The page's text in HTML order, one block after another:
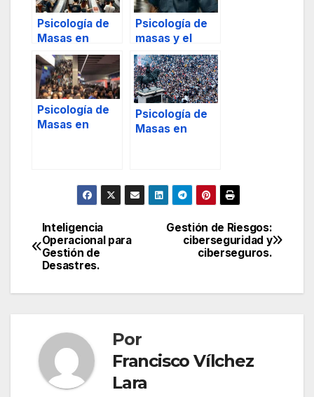
Psicología de
Masas en
espacios
cerrados:
análisis del
comportamien
to.
Psicología de
masas y el
estado de
shock
Psicología de
Masas en
comportamien
Psicología de
Masas en
comportamien
to, 1.
Navegación
de
entradas
Gestión de Riesgos:
ciberseguridad y
ciberseguros.
Inteligencia
Operacional para
Gestión de
Desastres.
Por
Francisco Vílchez
Lara